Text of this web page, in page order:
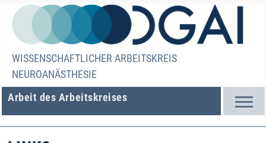
WISSENSCHAFTLICHER ARBEITSKREIS
NEUROANÄSTHESIE
Arbeit des Arbeitskreises